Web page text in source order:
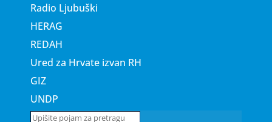
Radio Ljubuški
HERAG
REDAH
Ured za Hrvate izvan RH
GIZ
UNDP